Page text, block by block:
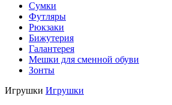
Сумки
Футляры
Рюкзаки
Бижутерия
Галантерея
Мешки для сменной обуви
Зонты
Игрушки Игрушки